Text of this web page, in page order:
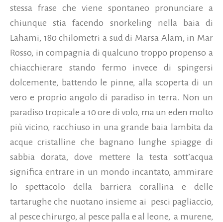
stessa frase che viene spontaneo pronunciare a
chiunque stia facendo snorkeling nella baia di
Lahami, 180 chilometri a sud di Marsa Alam, in Mar
Rosso, in compagnia di qualcuno troppo propenso a
chiacchierare stando fermo invece di spingersi
dolcemente, battendo le pinne, alla scoperta di un
vero e proprio angolo di paradiso in terra. Non un
paradiso tropicale a 10 ore di volo, ma un eden molto
più vicino, racchiuso in una grande baia lambita da
acque cristalline che bagnano lunghe spiagge di
sabbia dorata, dove mettere la testa sott’acqua
significa entrare in un mondo incantato, ammirare
lo spettacolo della barriera corallina e delle
tartarughe che nuotano insieme ai pesci pagliaccio,
al pesce chirurgo, al pesce palla e al leone, a murene,